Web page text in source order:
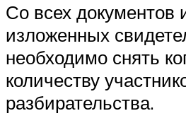
Со всех документов
изложенных
необходимо снять
количеству
разбирательства.